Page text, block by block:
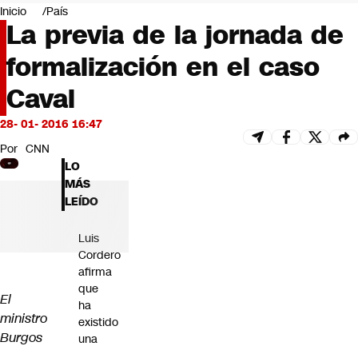
Negocios
Deportes
Programas completos
Cultura
Servicios
Bits
CNN tiempo
Futuro 360
Opinión
Inicio País
La previa de la jornada de
formalización en el caso
Caval
28- 01- 2016 16:47
Por CNN
El
ministro
Burgos
LO
MÁS
LEÍDO
Luis
Cordero
afirma
que
ha
existido
una